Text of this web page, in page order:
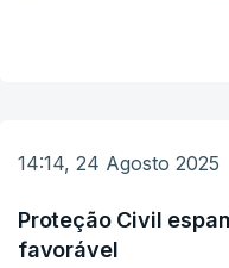
14:14, 24 Agosto 2025
Proteção Civil
favorável